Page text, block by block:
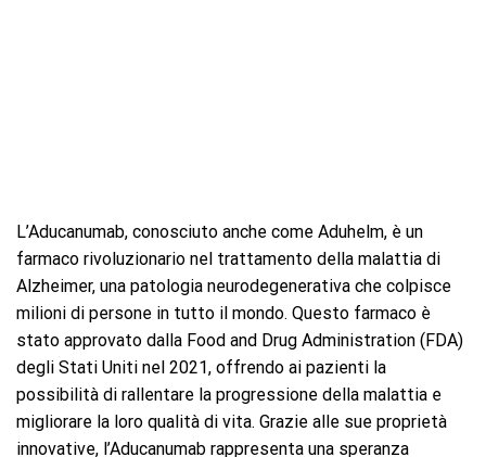
L’Aducanumab, conosciuto anche come Aduhelm, è un
farmaco rivoluzionario nel trattamento della malattia di
Alzheimer, una patologia neurodegenerativa che colpisce
milioni di persone in tutto il mondo. Questo farmaco è
stato approvato dalla Food and Drug Administration (FDA)
degli Stati Uniti nel 2021, offrendo ai pazienti la
possibilità di rallentare la progressione della malattia e
migliorare la loro qualità di vita. Grazie alle sue proprietà
innovative, l’Aducanumab rappresenta una speranza